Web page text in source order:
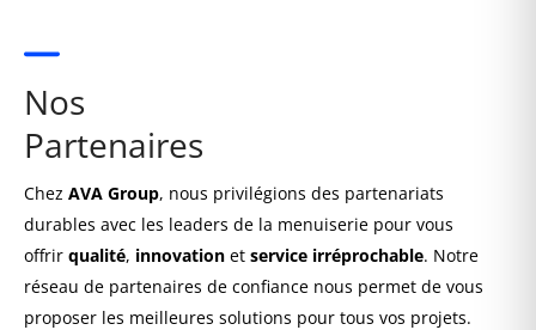
Nos
Partenaires
Chez AVA Group, nous privilégions des partenariats
durables avec les leaders de la menuiserie pour vous
offrir qualité, innovation et service irréprochable. Notre
réseau de partenaires de confiance nous permet de vous
proposer les meilleures solutions pour tous vos projets.